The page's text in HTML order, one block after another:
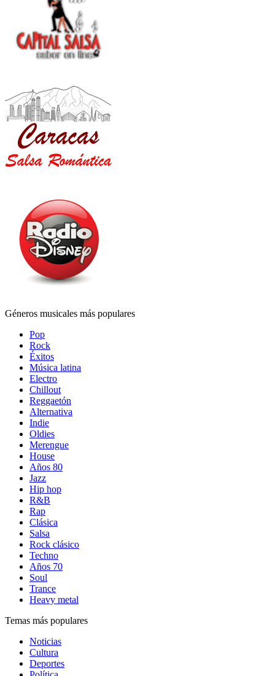
Géneros musicales más populares
Pop
Rock
Éxitos
Música latina
Electro
Chillout
Reggaetón
Alternativa
Indie
Oldies
Merengue
House
Años 80
Jazz
Hip hop
R&B
Rap
Clásica
Salsa
Rock clásico
Techno
Años 70
Soul
Trance
Heavy metal
Temas más populares
Noticias
Cultura
Deportes